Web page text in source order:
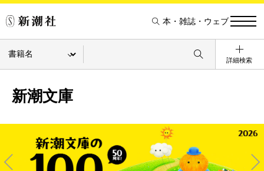
本・雑誌・ウェブ
詳細検索
新潮文庫